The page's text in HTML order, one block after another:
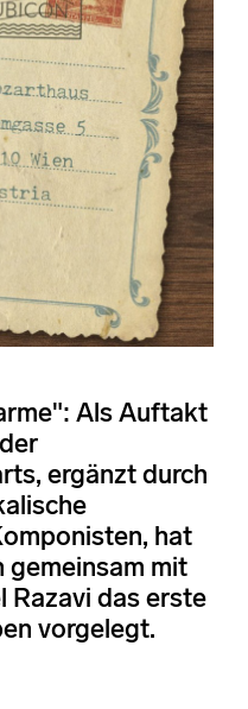
Als Auftakt
ergänzt durch
hat
gemeinsam mit
Razavi das erste
vorgelegt.